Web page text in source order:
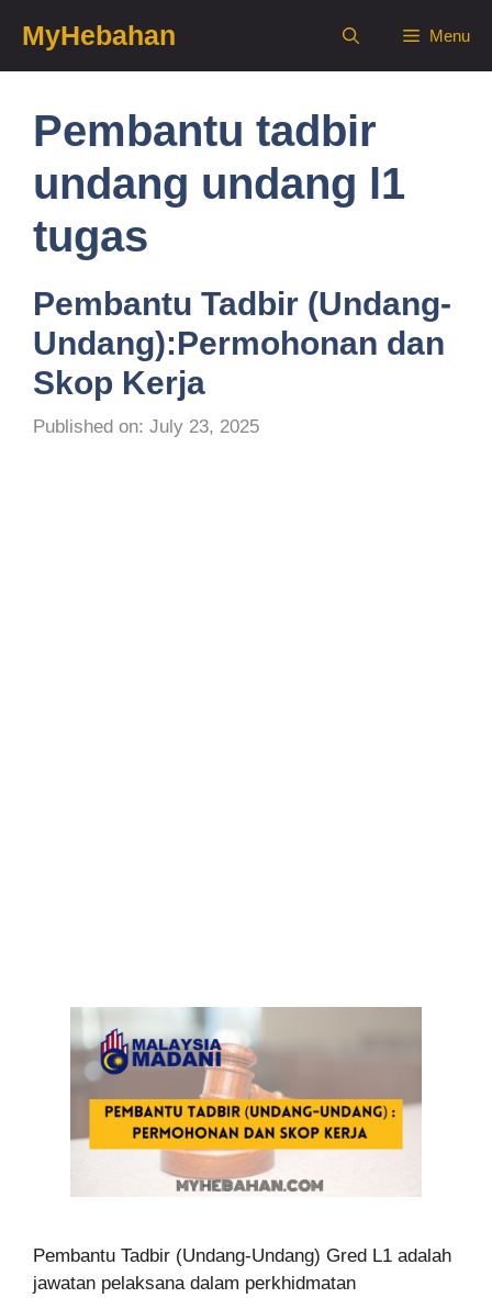
content
MyHebahan Menu
Pembantu tadbir
undang undang l1
tugas
Pembantu Tadbir (Undang-
Undang):Permohonan dan
Skop Kerja
Published on: July 23, 2025
Pembantu Tadbir (Undang-Undang) Gred L1 adalah
jawatan pelaksana dalam perkhidmatan